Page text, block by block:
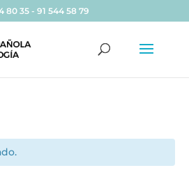
80 35 - 91 544 58 79